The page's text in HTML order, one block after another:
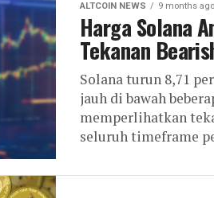
ALTCOIN NEWS 9 months ago
Harga Solana
Tekanan
Solana turun 8,71
jauh di bawah
memperlihatkan
seluruh timeframe